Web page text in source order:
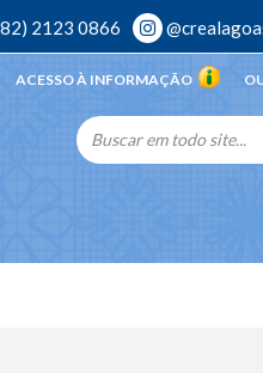
2123 0866
ACESSO À INFORMAÇÃO